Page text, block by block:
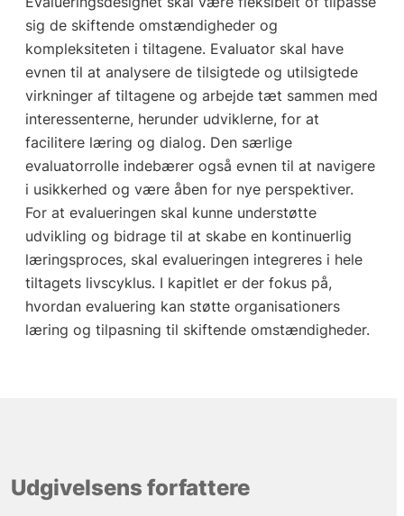
sig de skiftende omstændigheder og
kompleksiteten i tiltagene. Evaluator skal have
evnen til at analysere de tilsigtede og utilsigtede
virkninger af tiltagene og arbejde tæt sammen med
interessenterne, herunder udviklerne, for at
facilitere læring og dialog. Den særlige
evaluatorrolle indebærer også evnen til at navigere
i usikkerhed og være åben for nye perspektiver.
For at evalueringen skal kunne understøtte
udvikling og bidrage til at skabe en kontinuerlig
læringsproces, skal evalueringen integreres i hele
tiltagets livscyklus. I kapitlet er der fokus på,
hvordan evaluering kan støtte organisationers
læring og tilpasning til skiftende omstændigheder.
Udgivelsens forfattere